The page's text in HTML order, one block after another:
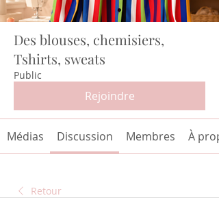
Des blouses, chemisiers,
Tshirts, sweats
Public
Rejoindre
Médias Discussion Membres À
Retour